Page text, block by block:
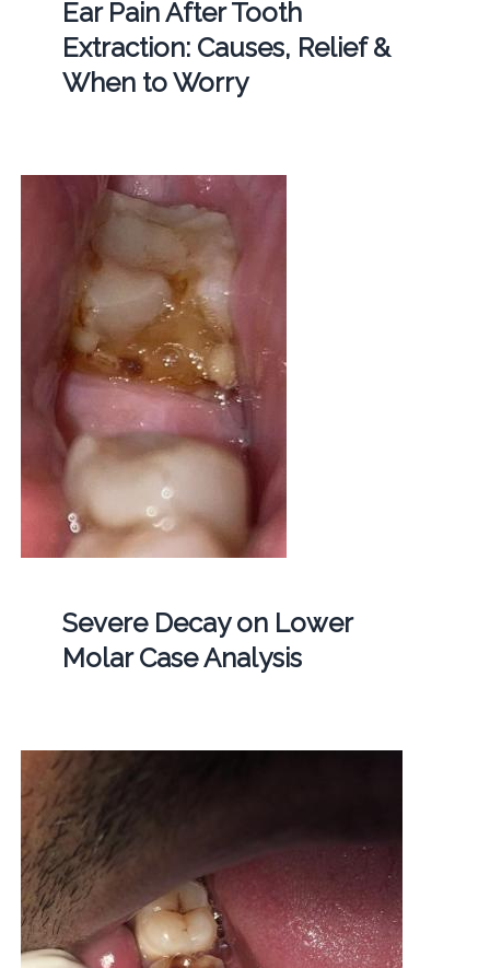
Ear Pain After Tooth
Extraction: Causes, Relief &
When to Worry
Severe Decay on Lower
Molar Case Analysis